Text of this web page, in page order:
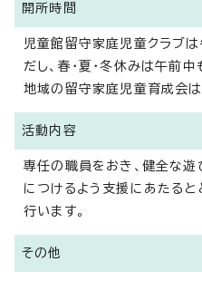
開所時間
児童館留守家庭児童クラブ
だし、春・夏・冬休みは午前中
地域の留守家庭児童育成会は
活動内容
専任の職員をおき、健全な
につけるよう支援にあたると
行います。
その他